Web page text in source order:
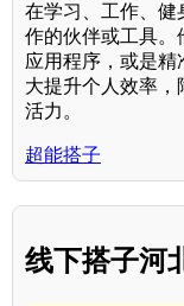
在学习、工作、健
作的伙伴或工具。
应用程序，或是精
大提升个人效率
活力。
超能搭子
线下搭子河